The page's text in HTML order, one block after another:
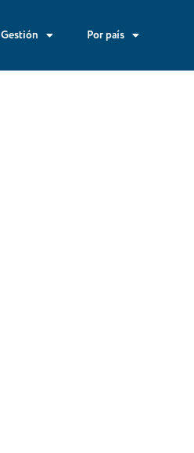
Gestión Por país